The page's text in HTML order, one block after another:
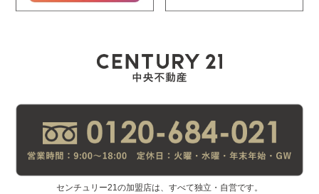
センチュリー21の加盟店は、すべて独立・自営です。